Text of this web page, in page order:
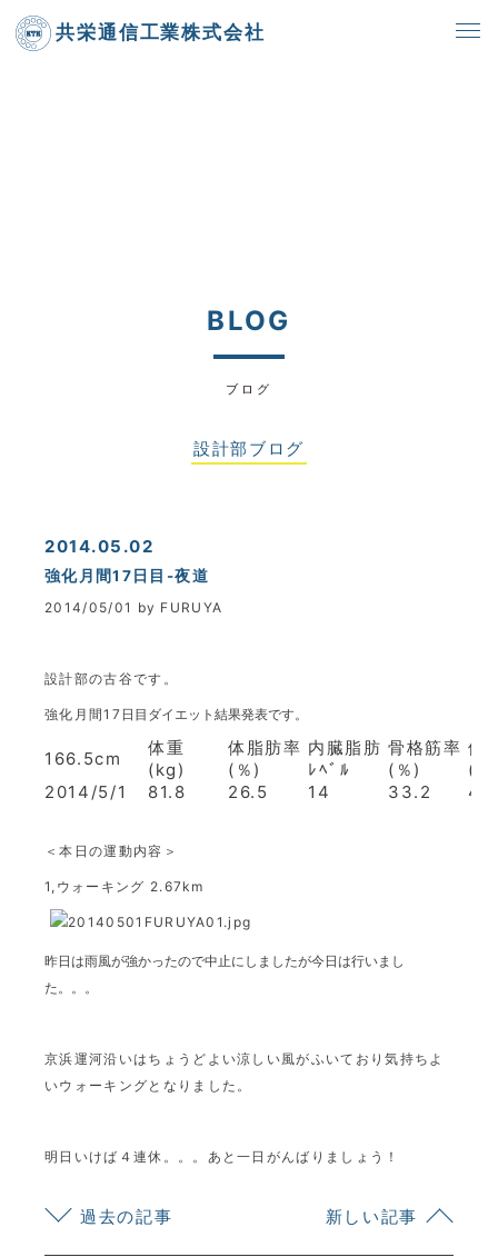
共栄通信工業株式会社
BLOG
ブログ
設計部ブログ
2014.05.02
強化月間17日目-夜道
2014/05/01 by FURUYA
設計部の古谷です。
強化月間17 日目ダイエット結果発表です。
166.5cm
体重
(kg)
体脂肪率
(％)
内臓脂肪
ﾚﾍﾞﾙ
骨格筋率
(％)
体
(
2014/5/1
81.8 26.5 14 33.2 46
＜本日の運動内容＞
1,ウォーキング 2.67km
昨日は雨風が強かったので中止にしましたが今日は行いまし
た。。。
京浜運河沿いはちょうどよい涼しい風がふいており気持ちよ
いウォーキングとなりました。
明日いけば４連休。。。あと一日がんばりましょう！
過去の記事 新しい記事